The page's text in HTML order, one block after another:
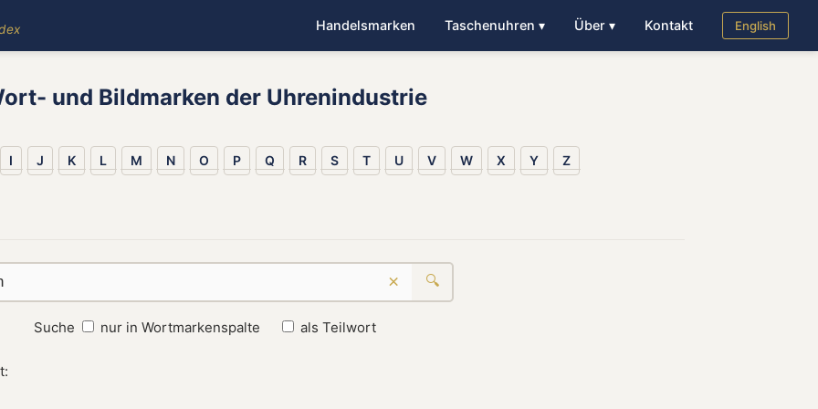
Handelsmarken Taschenuhren ▾ Über ▾ Kontakt English
und Bildmarken der Uhrenindustrie
I J K L M N O P Q R S T U V W X Y Z
× 🔍
Suche nur in Wortmarkenspalte als Teilwort